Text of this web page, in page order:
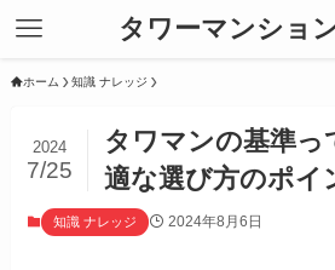
タワーマンショ
ホーム 知識 ナレッジ
タワマンの基準っ
適な選び方のポイ
2024
7/25
知識 ナレッジ 2024年8月6日